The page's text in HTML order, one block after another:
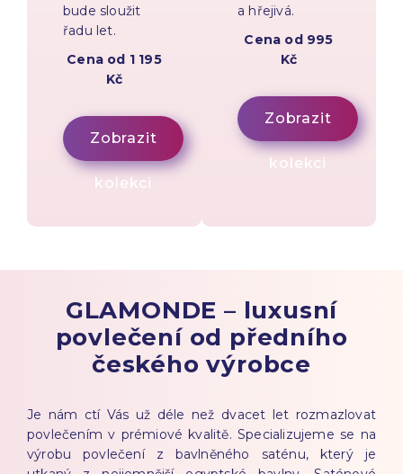
bude sloužit
řadu let.
Cena od 1 195
Kč
Zobrazit
kolekci
a hřejivá.
Cena od 995
Kč
Zobrazit
kolekci
GLAMONDE – luxusní
povlečení od předního
českého výrobce
Je nám ctí Vás už déle než dvacet let rozmazlovat
povlečením v prémiové kvalitě. Specializujeme se na
výrobu povlečení z bavlněného saténu, který je